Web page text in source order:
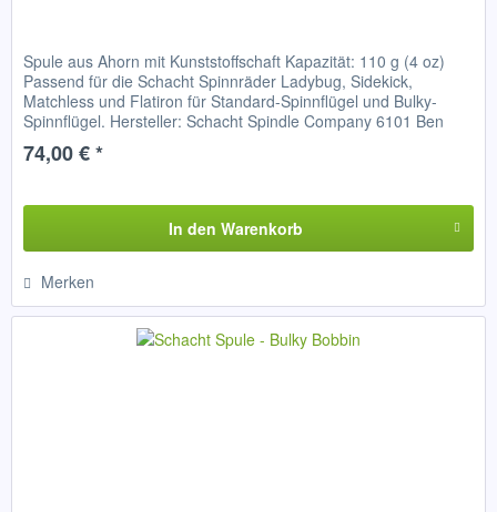
Spule aus Ahorn mit Kunststoffschaft Kapazität: 110 g (4 oz)
Passend für die Schacht Spinnräder Ladybug, Sidekick,
Matchless und Flatiron für Standard-Spinnflügel und Bulky-
Spinnflügel. Hersteller: Schacht Spindle Company 6101 Ben
74,00 € *
In den Warenkorb
Merken